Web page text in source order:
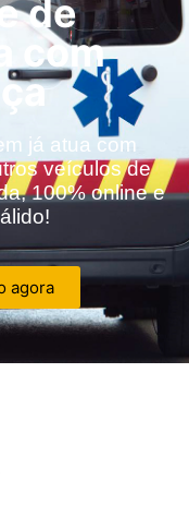
de
com
já atua com
veículos de
100% online e
agora